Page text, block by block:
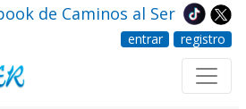
entrar registro